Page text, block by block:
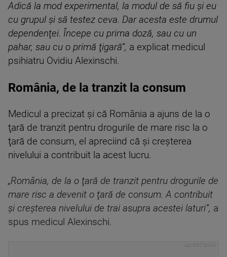
Adică la mod experimental, la modul de să fiu şi eu
cu grupul şi să testez ceva. Dar acesta este drumul
dependenţei. Începe cu prima doză, sau cu un
pahar, sau cu o primă ţigară”, a explicat medicul
psihiatru Ovidiu Alexinschi.
România, de la tranzit la consum
Medicul a precizat și că România a ajuns de la o
ţară de tranzit pentru drogurile de mare risc la o
ţară de consum, el apreciind că şi creşterea
nivelului a contribuit la acest lucru.
„România, de la o ţară de tranzit pentru drogurile de
mare risc a devenit o ţară de consum. A contribuit
şi creşterea nivelului de trai asupra acestei laturi”, a
spus medicul Alexinschi.